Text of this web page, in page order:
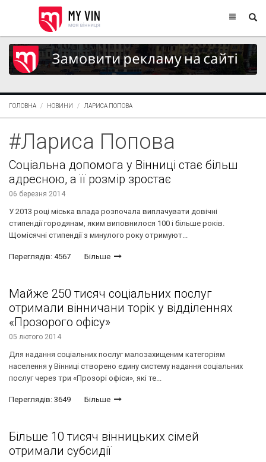
ГОЛОВНА НОВИНИ ЛАРИСА ПОПОВА
#Лариса Попова
Соціальна допомога у Вінниці стає більш
адресною, а її розмір зростає
06 березня 2014
У 2013 році міська влада розпочала виплачувати довічні
стипендії городянам, яким виповнилося 100 і більше років.
Щомісячні стипендії з минулого року отримуют...
Переглядів: 4567 Більше
Майже 250 тисяч соціальних послуг
отримали вінничани торік у відділеннях
«Прозорого офісу»
05 лютого 2014
Для надання соціальних послуг малозахищеним категоріям
населення у Вінниці створено єдину систему надання соціальних
послуг через три «Прозорі офіси», які те...
Переглядів: 3649 Більше
Більше 10 тисяч вінницьких сімей
отримали субсидії